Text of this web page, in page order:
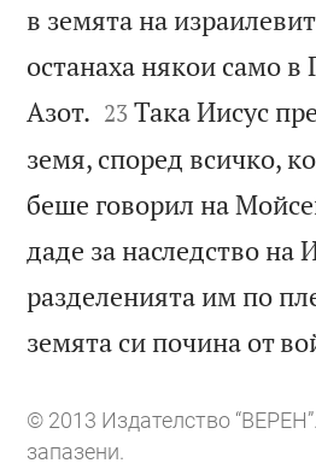
в земята на
останаха някои само в
Азот. 

23 Така Иисус
земя, според всичко,
беше говорил на
даде за наследство на
разделенията им по
земята си почина от
© 2013 Издателство
запазени.